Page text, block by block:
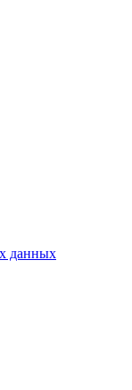
данных